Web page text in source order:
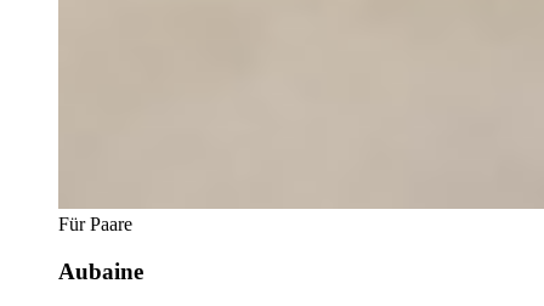
Für Paare
Aubaine